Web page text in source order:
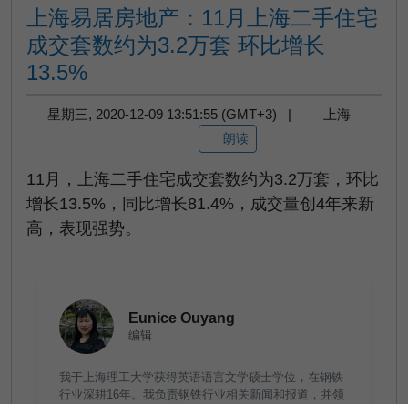
上海易居房地产：11月上海二手住宅
成交套数约为3.2万套 环比增长
13.5%
星期三, 2020-12-09 13:51:55 (GMT+3) | 上海
朗读
11月，上海二手住宅成交套数约为3.2万套，环比
增长13.5%，同比增长81.4%，成交量创4年来新
高，表现强势。
Eunice Ouyang
编辑
我于上海理工大学获得英语语言文学硕士学位，在钢铁
行业深耕16年。我负责钢铁行业相关新闻和报道，并领